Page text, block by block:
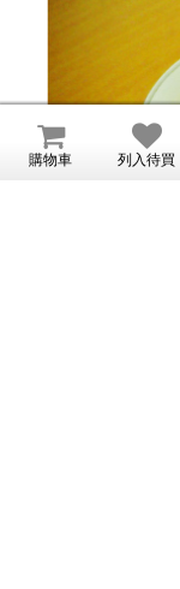
購物車 列入待買